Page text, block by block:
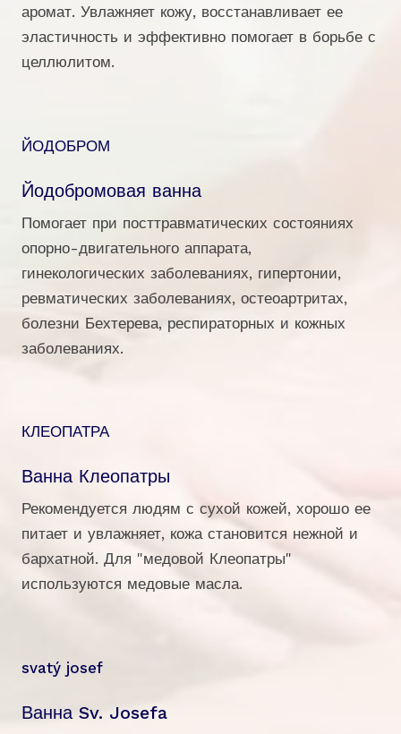
аромат. Увлажняет кожу, восстанавливает ее
эластичность и эффективно помогает в борьбе с
целлюлитом.
ЙОДОБРОМ
Йодобромовая ванна
Помогает при посттравматических состояниях
опорно-двигательного аппарата,
гинекологических заболеваниях, гипертонии,
ревматических заболеваниях, остеоартритах,
болезни Бехтерева, респираторных и кожных
заболеваниях.
КЛЕОПАТРА
Ванна Клеопатры
Рекомендуется людям с сухой кожей, хорошо ее
питает и увлажняет, кожа становится нежной и
бархатной. Для "медовой Клеопатры"
используются медовые масла.
svatý josef
Ванна Sv. Josefa